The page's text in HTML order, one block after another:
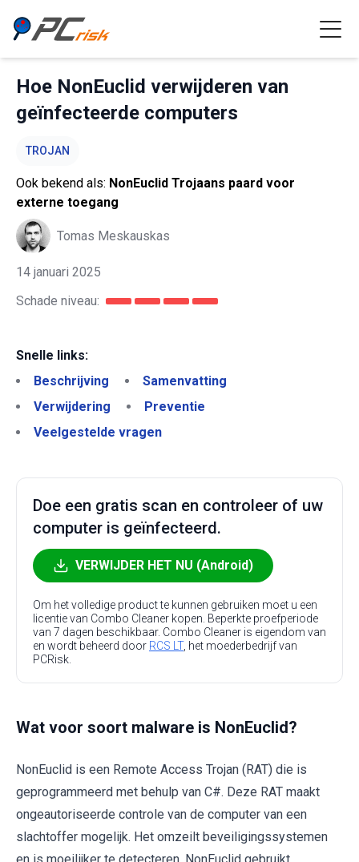
Hoe NonEuclid verwijderen van
geïnfecteerde computers
TROJAN
Ook bekend als: NonEuclid Trojaans paard voor
externe toegang
Tomas Meskauskas
14 januari 2025
Schade niveau:
Snelle links:
Beschrijving
Samenvatting
Verwijdering
Preventie
Veelgestelde vragen
Doe een gratis scan en controleer of uw
computer is geïnfecteerd.
VERWIJDER HET NU (Android)
Om het volledige product te kunnen gebruiken moet u een
licentie van Combo Cleaner kopen. Beperkte proefperiode
van 7 dagen beschikbaar. Combo Cleaner is eigendom van
en wordt beheerd door RCS LT, het moederbedrijf van
PCRisk.
Wat voor soort malware is NonEuclid?
NonEuclid is een Remote Access Trojan (RAT) die is
geprogrammeerd met behulp van C#. Deze RAT maakt
ongeautoriseerde controle van de computer van een
slachtoffer mogelijk. Het omzeilt beveiligingssystemen